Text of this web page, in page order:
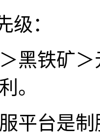
级：
黑铁矿
。
平台是